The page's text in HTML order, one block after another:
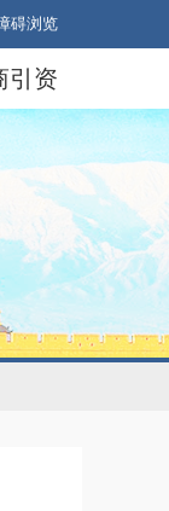
碍浏览
引资